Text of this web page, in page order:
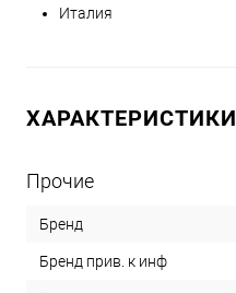
Италия
ХАРАКТЕРИСТИКИ
Прочие
Бренд
Бренд прив. к инф